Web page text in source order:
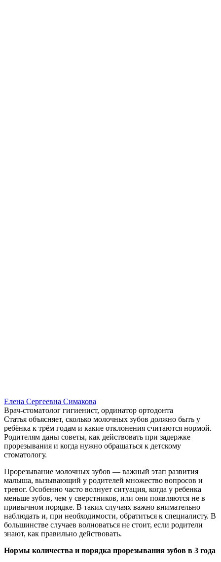
Елена Сергеевна Симакова
Врач-стоматолог гигиенист, ординатор ортодонта
Статья объясняет, сколько молочных зубов должно быть у
ребёнка к трём годам и какие отклонения считаются нормой.
Родителям даны советы, как действовать при задержке
прорезывания и когда нужно обращаться к детскому
стоматологу.
Прорезывание молочных зубов — важный этап развития
малыша, вызывающий у родителей множество вопросов и
тревог. Особенно часто волнует ситуация, когда у ребенка
меньше зубов, чем у сверстников, или они появляются не в
привычном порядке. В таких случаях важно внимательно
наблюдать и, при необходимости, обратиться к специалисту. В
большинстве случаев волноваться не стоит, если родители
знают, как правильно действовать.
Нормы количества и порядка прорезывания зубов в 3 года